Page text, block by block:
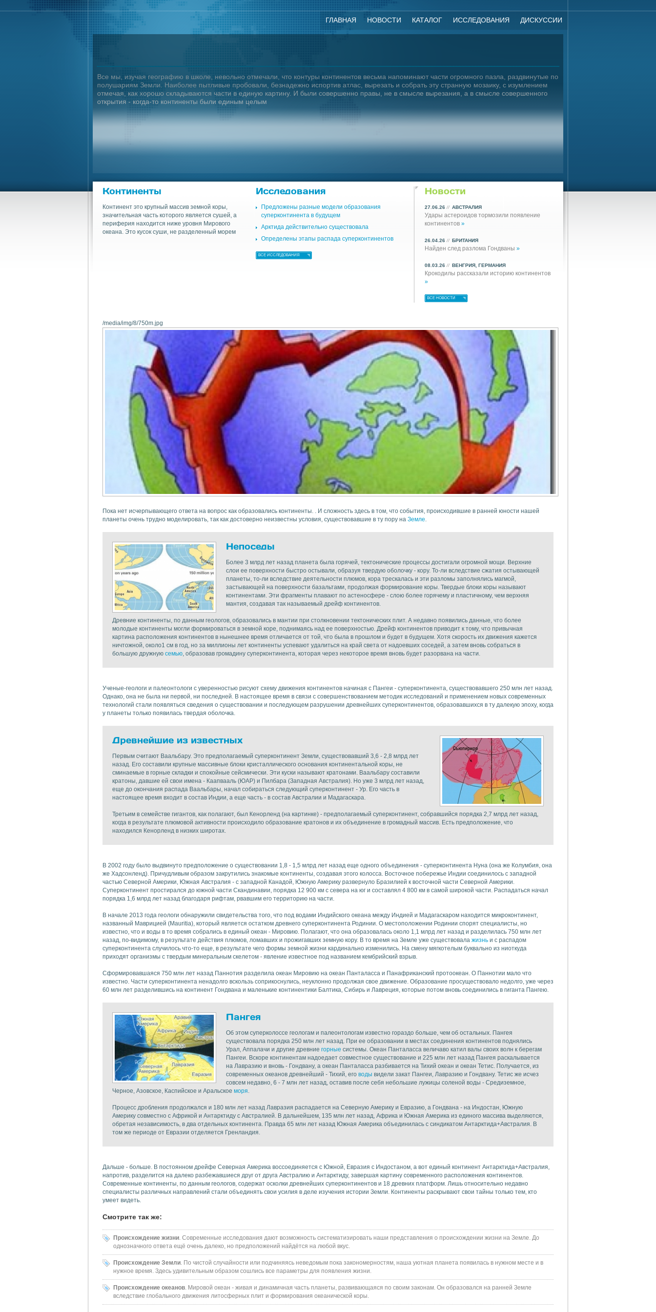
ГЛАВНАЯ НОВОСТИ КАТАЛОГ ИССЛЕДОВАНИЯ ДИСКУССИИ
Все мы, изучая географию в школе, невольно отмечали, что контуры континентов весьма напоминают части огромного пазла, раздвинутые по
полушариям Земли. Наиболее пытливые пробовали, безнадежно испортив атлас, вырезать и собрать эту странную мозаику, с изумлением
отмечая, как хорошо складываются части в единую картину. И были совершенно правы, не в смысле вырезания, а в смысле совершенного
открытия - когда-то континенты были единым целым
Континенты
Континент это крупный массив земной коры,
значительная часть которого является сушей, а
периферия находится ниже уровня Мирового
океана. Это кусок суши, не разделенный морем
Исследования
Предложены разные модели образования
суперконтинента в будущем
Арктида действительно существовала
Определены этапы распада суперконтинентов
ВСЕ ИССЛЕДОВАНИЯ
Новости
27.06.26 // АВСТРАЛИЯ
Удары астероидов тормозили появление
континентов »
26.04.26 // БРИТАНИЯ
Найден след разлома Гондваны »
08.03.26 // ВЕНГРИЯ, ГЕРМАНИЯ
Крокодилы рассказали историю континентов
»
ВСЕ НОВОСТИ
/media/img/8/750m.jpg
Пока нет исчерпывающего ответа на вопрос как образовались континенты. . И сложность здесь в том, что события, происходившие в ранней юности нашей
планеты очень трудно моделировать, так как достоверно неизвестны условия, существовавшие в ту пору на Земле.
Непоседы
Более 3 млрд лет назад планета была горячей, тектонические процессы достигали огромной мощи. Верхние
слои ее поверхности быстро остывали, образуя твердую оболочку - кору. То-ли вследствие сжатия остывающей
планеты, то-ли вследствие деятельности плюмов, кора трескалась и эти разломы заполнялись магмой,
застывающей на поверхности базальтами, продолжая формирование коры. Твердые блоки коры называют
континентами. Эти фрагменты плавают по астеносфере - слою более горячему и пластичному, чем верхняя
мантия, создавая так называемый дрейф континентов.
Древние континенты, по данным геологов, образовались в мантии при столкновении тектонических плит. А недавно появились данные, что более
молодые континенты могли формироваться в земной коре, поднимаясь над ее поверхностью. Дрейф континентов приводит к тому, что привычная
картина расположения континентов в нынешнее время отличается от той, что была в прошлом и будет в будущем. Хотя скорость их движения кажется
ничтожной, около1 см в год, но за миллионы лет континенты успевают удалиться на край света от надоевших соседей, а затем вновь собраться в
большую дружную семью, образовав громадину суперконтинента, которая через некоторое время вновь будет разорвана на части.
Ученые-геологи и палеонтологи с уверенностью рисуют схему движения континентов начиная с Пангеи - суперконтинента, существовавшего 250 млн лет назад.
Однако, она не была ни первой, ни последней. В настоящее время в связи с совершенствованием методик исследований и применением новых современных
технологий стали появляться сведения о существовании и последующем разрушении древнейших суперконтинентов, образовавшихся в ту далекую эпоху, когда
у планеты только появилась твердая оболочка.
Древнейшие из известных
Первым считают Ваальбару. Это предполагаемый суперконтинент Земли, существовавший 3,6 - 2,8 млрд лет
назад. Его составили крупные массивные блоки кристаллического основания континентальной коры, не
сминаемые в горные складки и спокойные сейсмически. Эти куски называют кратонами. Ваальбару составили
кратоны, давшие ей свои имена - Каапвааль (ЮАР) и Пилбара (Западная Австралия). Но уже 3 млрд лет назад,
еще до окончания распада Ваальбары, начал собираться следующий суперконтинент - Ур. Его часть в
настоящее время входит в состав Индии, а еще часть - в состав Австралии и Мадагаскара.
Третьим в семействе гигантов, как полагают, был Кенорленд (на картинке) - предполагаемый суперконтинент, собравшийся порядка 2,7 млрд лет назад,
когда в результате плюмовой активности происходило образование кратонов и их объединение в громадный массив. Есть предположение, что
находился Кенорленд в низких широтах.
В 2002 году было выдвинуто предположение о существовании 1,8 - 1,5 млрд лет назад еще одного объединения - суперконтинента Нуна (она же Колумбия, она
же Хадсонленд). Причудливым образом закрутились знакомые континенты, создавая этого колосса. Восточное побережье Индии соединилось с западной
частью Северной Америки, Южная Австралия - с западной Канадой, Южную Америку развернуло Бразилией к восточной части Северной Америки.
Суперконтинент простирался до южной части Скандинавии, порядка 12 900 км с севера на юг и составлял 4 800 км в самой широкой части. Распадаться начал
порядка 1,6 млрд лет назад благодаря рифтам, рвавшим его территорию на части.
В начале 2013 года геологи обнаружили свидетельства того, что под водами Индийского океана между Индией и Мадагаскаром находится микроконтинент,
названный Маврицией (Mauritia), который является остатком древнего суперконтинента Родинии. О местоположении Родинии спорят специалисты, но
известно, что и воды в то время собрались в единый океан - Мировию. Полагают, что она образовалась около 1,1 млрд лет назад и разделилась 750 млн лет
назад, по-видимому, в результате действия плюмов, ломавших и прожигавших земную кору. В то время на Земле уже существовала жизнь и с распадом
суперконтинента случилось что-то еще, в результате чего формы земной жизни кардинально изменились. На смену мягкотелым буквально из ниоткуда
приходят организмы с твердым минеральным скелетом - явление известное под названием кембрийский взрыв.
Сформировавшаяся 750 млн лет назад Паннотия разделила океан Мировию на океан Панталасса и Панафриканский протоокеан. О Паннотии мало что
известно. Части суперконтинента ненадолго вскользь соприкоснулись, неуклонно продолжая свое движение. Образование просуществовало недолго, уже через
60 млн лет разделившись на континент Гондвана и маленькие континентики Балтика, Сибирь и Лавреция, которые потом вновь соединились в гиганта Пангею.
Пангея
Об этом суперколоссе геологам и палеонтологам известно гораздо больше, чем об остальных. Пангея
существовала порядка 250 млн лет назад. При ее образовании в местах соединения континентов поднялись
Урал, Аппалачи и другие древние горные системы. Океан Панталасса величаво катил валы своих волн к берегам
Пангеи. Вскоре континентам надоедает совместное существование и 225 млн лет назад Пангея раскалывается
на Лавразию и вновь - Гондвану, а океан Панталасса разбивается на Тихий океан и океан Тетис. Получается, из
современных океанов древнейший - Тихий, его воды видели закат Пангеи, Лавразию и Гондвану. Тетис же исчез
совсем недавно, 6 - 7 млн лет назад, оставив после себя небольшие лужицы соленой воды - Средиземное,
Черное, Азовское, Каспийское и Аральское моря.
Процесс дробления продолжался и 180 млн лет назад Лавразия распадается на Северную Америку и Евразию, а Гондвана - на Индостан, Южную
Америку совместно с Африкой и Антарктиду с Австралией. В дальнейшем, 135 млн лет назад, Африка и Южная Америка из единого массива выделяются,
обретая независимость, в два отдельных континента. Правда 65 млн лет назад Южная Америка объединилась с синдикатом Антарктида+Австралия. В
том же периоде от Евразии отделяется Гренландия.
Дальше - больше. В постоянном дрейфе Северная Америка воссоединяется с Южной, Евразия с Индостаном, а вот единый континент Антарктида+Австралия,
напротив, разделится на далеко разбежавшиеся друг от друга Австралию и Антарктиду, завершая картину современного расположения континентов.
Современные континенты, по данным геологов, содержат осколки древнейших суперконтинентов и 18 древних платформ. Лишь относительно недавно
специалисты различных направлений стали объединять свои усилия в деле изучения истории Земли. Континенты раскрывают свои тайны только тем, кто
умеет видеть.
Смотрите так же:
Происхождение жизни. Современные исследования дают возможность систематизировать наши представления о происхождении жизни на Земле. До
однозначного ответа ещё очень далеко, но предположений найдётся на любой вкус.
Происхождение Земли. По чистой случайности или подчиняясь неведомым пока закономерностям, наша уютная планета появилась в нужном месте и в
нужное время. Здесь удивительным образом сошлись все параметры для появления жизни.
Происхождение океанов. Мировой океан - живая и динамичная часть планеты, развивающаяся по своим законам. Он образовался на ранней Земле
вследствие глобального движения литосферных плит и формирования океанической коры.